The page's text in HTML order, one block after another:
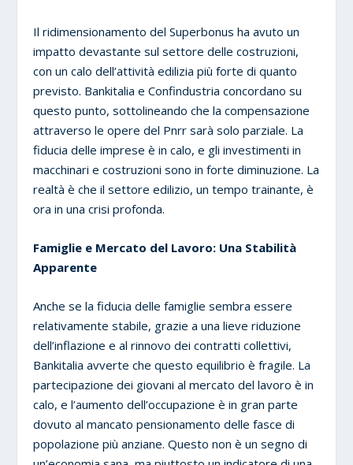
Il ridimensionamento del Superbonus ha avuto un
impatto devastante sul settore delle costruzioni,
con un calo dell’attività edilizia più forte di quanto
previsto. Bankitalia e Confindustria concordano su
questo punto, sottolineando che la compensazione
attraverso le opere del Pnrr sarà solo parziale. La
fiducia delle imprese è in calo, e gli investimenti in
macchinari e costruzioni sono in forte diminuzione. La
realtà è che il settore edilizio, un tempo trainante, è
ora in una crisi profonda.
Famiglie e Mercato del Lavoro: Una Stabilità
Apparente
Anche se la fiducia delle famiglie sembra essere
relativamente stabile, grazie a una lieve riduzione
dell’inflazione e al rinnovo dei contratti collettivi,
Bankitalia avverte che questo equilibrio è fragile. La
partecipazione dei giovani al mercato del lavoro è in
calo, e l’aumento dell’occupazione è in gran parte
dovuto al mancato pensionamento delle fasce di
popolazione più anziane. Questo non è un segno di